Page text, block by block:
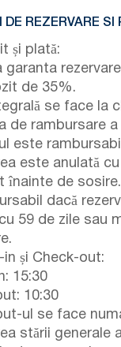
DE REZERVARE SI
și plată:
garanta
de 35%.
se face la
de rambursare
este
este anulată
înainte de sosire.
dacă
59 de zile sau
in și Check-out:
15:30
10:30
ul se face
stării generale